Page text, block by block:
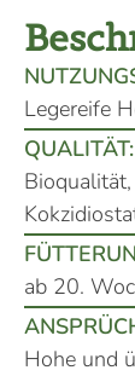
Legereife
QUALITÄT:
ab 20.
Hohe und